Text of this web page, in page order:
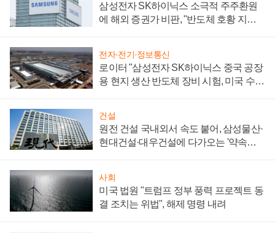
삼성전자 SK하이닉스 소극적 주주환원
에 해외 증권가 비판, "반도체 호황 지속
전자·전기·정보통신
로이터 "삼성전자 SK하이닉스 중국 공장
용 현지 생산 반도체 장비 시험, 미국 수출
건설
원전 건설 국내외서 속도 붙어, 삼성물산·
현대건설·대우건설에 다가오는 '약속의
사회
미국 법원 "트럼프 정부 풍력 프로젝트 동
결 조치는 위법", 해제 명령 내려